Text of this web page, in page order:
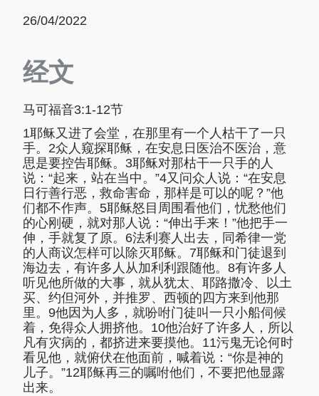
26/04/2022
经文
马可福音3:1-12节
1耶稣又进了会堂，在那里有一个人枯干了一只
手。2众人窥探耶稣，在安息日医治不医治，意
思是要控告耶稣。3耶稣对那枯干一只手的人
说：“起来，站在当中。”4又问众人说：“在安息
日行善行恶，救命害命，那样是可以的呢？”他
们都不作声。5耶稣怒目周围看他们，忧愁他们
的心刚硬，就对那人说：“伸出手来！”他把手一
伸，手就复了原。6法利赛人出去，同希律一党
的人商议怎样可以除灭耶稣。7耶稣和门徒退到
海边去，有许多人从加利利跟随他。8有许多人
听见他所做的大事，就从犹太、耶路撒冷、以土
买、约但河外，并推罗、西顿的四方来到他那
里。9他因为人多，就吩咐门徒叫一只小船伺候
着，免得众人拥挤他。10他治好了许多人，所以
凡有灾病的，都挤进来要摸他。11污鬼无论何时
看见他，就俯伏在他面前，喊着说：“你是神的
儿子。”12耶稣再三的嘱咐他们，不要把他显露
出来。